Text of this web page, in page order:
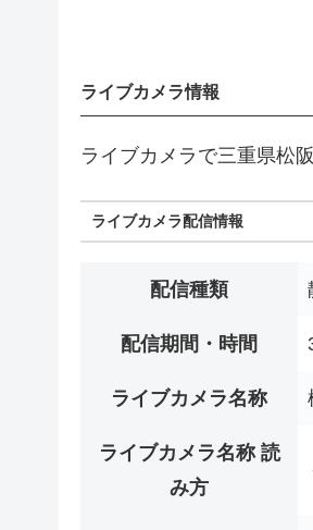
ライブカメラ情報
ライブカメラで三重県松
ライブカメラ配信情報
配信種類
配信期間・時間
ライブカメラ名称
ライブカメラ名称 読
み方